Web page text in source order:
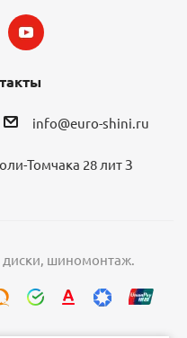
info@euro-shini.ru
Томчака 28 лит З
шиномонтаж.